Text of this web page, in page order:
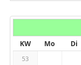
KW
Mo Di
53